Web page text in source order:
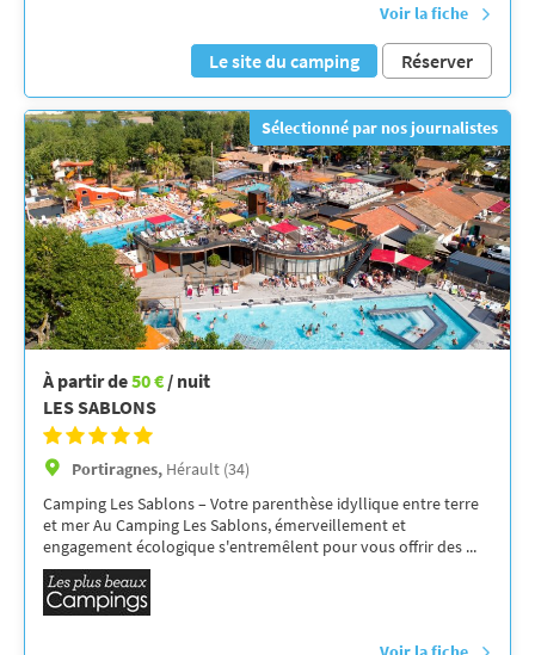
Voir la fiche
Le site du camping Réserver
Sélectionné par nos journalistes
À partir de50 € / nuit
LES SABLONS
Portiragnes, Hérault (34)
Camping Les Sablons – Votre parenthèse idyllique entre terre
et mer Au Camping Les Sablons, émerveillement et
engagement écologique s'entremêlent pour vous offrir des ...